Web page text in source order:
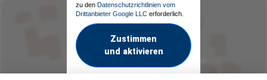
zu den Datenschutzrichtlinien vom
Drittanbieter Google LLC erforderlich.
Zustimmen
und aktivieren